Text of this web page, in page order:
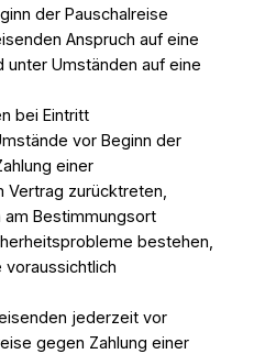
der Pauschalreise
Anspruch auf eine
unter Umständen auf eine
bei Eintritt
vor Beginn der
einer
zurücktreten,
Bestimmungsort
bestehen,
voraussichtlich
jederzeit vor
gegen Zahlung einer